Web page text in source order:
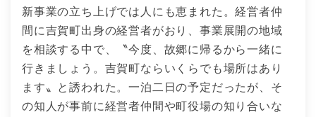
新事業の立ち上げでは人にも恵まれた。経営者仲
間に吉賀町出身の経営者がおり、事業展開の地域
を相談する中で、〝今度、故郷に帰るから一緒に
行きましょう。吉賀町ならいくらでも場所はあり
ます〟と誘われた。一泊二日の予定だったが、そ
の知人が事前に経営者仲間や町役場の知り合いな